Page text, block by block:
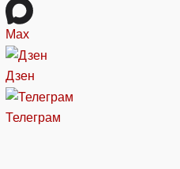
Max
Дзен
Телеграм